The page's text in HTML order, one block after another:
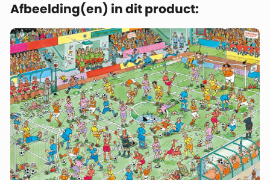
Afbeelding(en) in dit product: